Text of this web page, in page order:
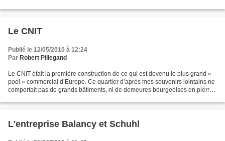
Le CNIT
Publié le 12/05/2010 à 12:24
Par Robert Pillegand
Le CNIT était la première construction de ce qui est devenu le plus grand «
pool » commercial d’Europe. Ce quartier d’après mes souvenirs lointains ne
comportait pas de grands bâtiments, ni de demeures bourgeoises en pierres
L'entreprise Balancy et Schuhl